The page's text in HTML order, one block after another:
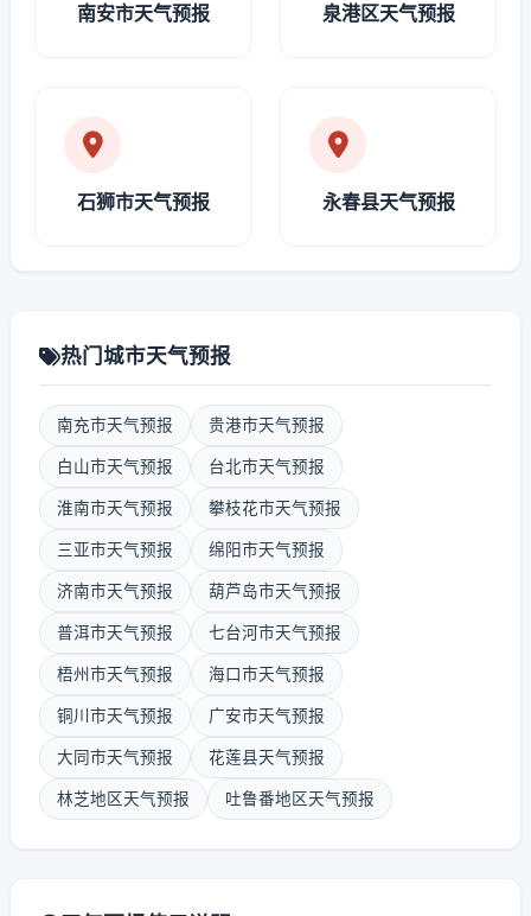
南安市天气预报 泉港区天气预报
石狮市天气预报 永春县天气预报
热门城市天气预报
南充市天气预报 贵港市天气预报
白山市天气预报 台北市天气预报
淮南市天气预报 攀枝花市天气预报
三亚市天气预报 绵阳市天气预报
济南市天气预报 葫芦岛市天气预报
普洱市天气预报 七台河市天气预报
梧州市天气预报 海口市天气预报
铜川市天气预报 广安市天气预报
大同市天气预报 花莲县天气预报
林芝地区天气预报 吐鲁番地区天气预报